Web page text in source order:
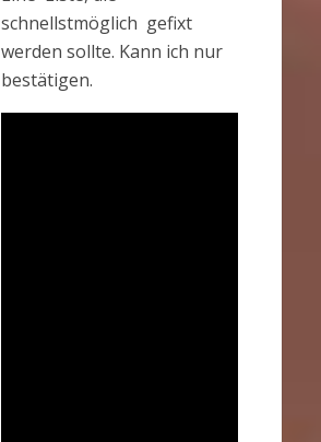
schnellstmöglich gefixt
werden sollte. Kann ich nur
bestätigen.